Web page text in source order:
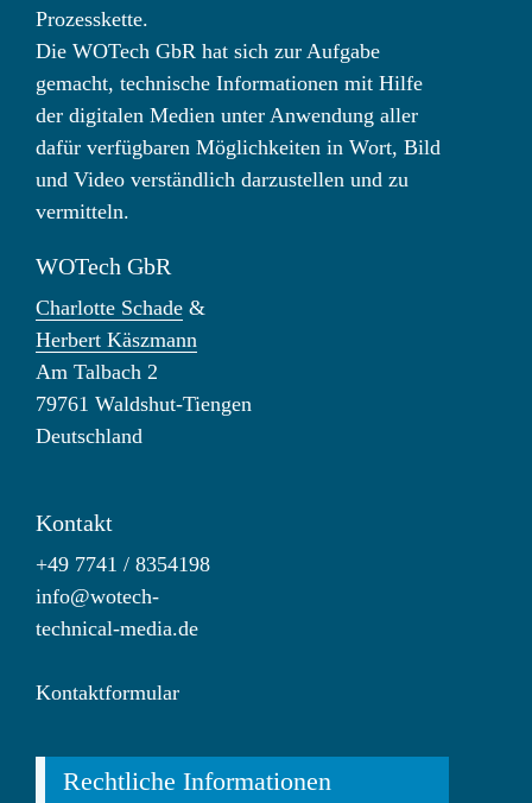
Prozesskette.
Die WOTech GbR hat sich zur Aufgabe
gemacht, technische Informationen mit Hilfe
der digitalen Medien unter Anwendung aller
dafür verfügbaren Möglichkeiten in Wort, Bild
und Video verständlich darzustellen und zu
vermitteln.
WOTech GbR
Charlotte Schade &
Herbert Käszmann
Am Talbach 2
79761 Waldshut-Tiengen
Deutschland
Kontakt
+49 7741 / 8354198
info@wotech-
technical-media.de
Kontaktformular
Rechtliche Informationen